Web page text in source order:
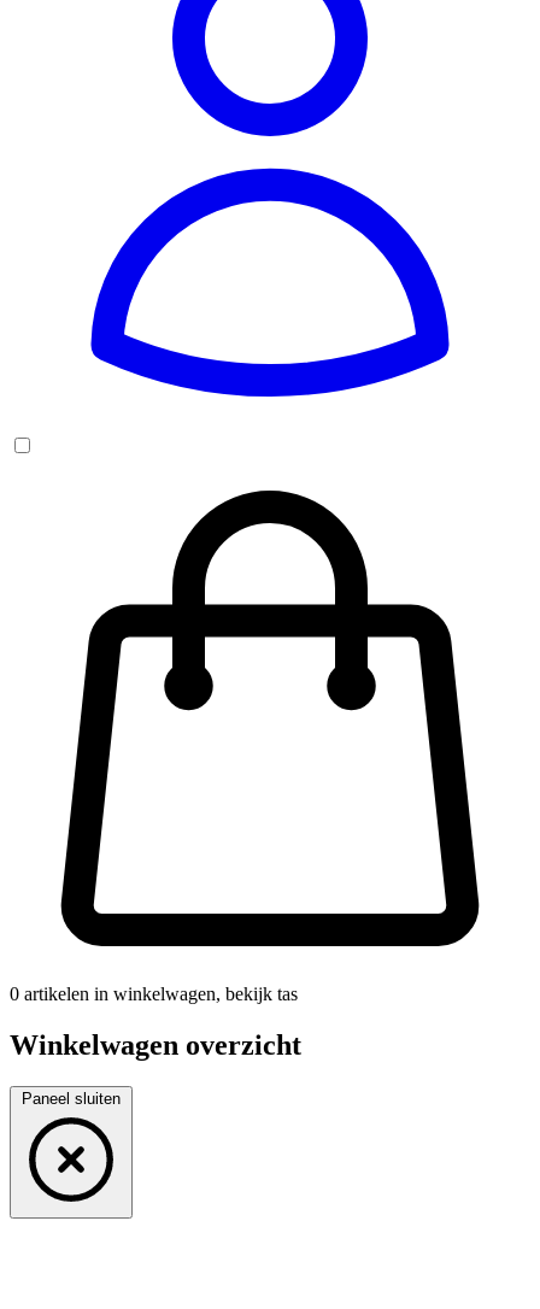
0 artikelen in winkelwagen, bekijk tas
Winkelwagen overzicht
Paneel sluiten